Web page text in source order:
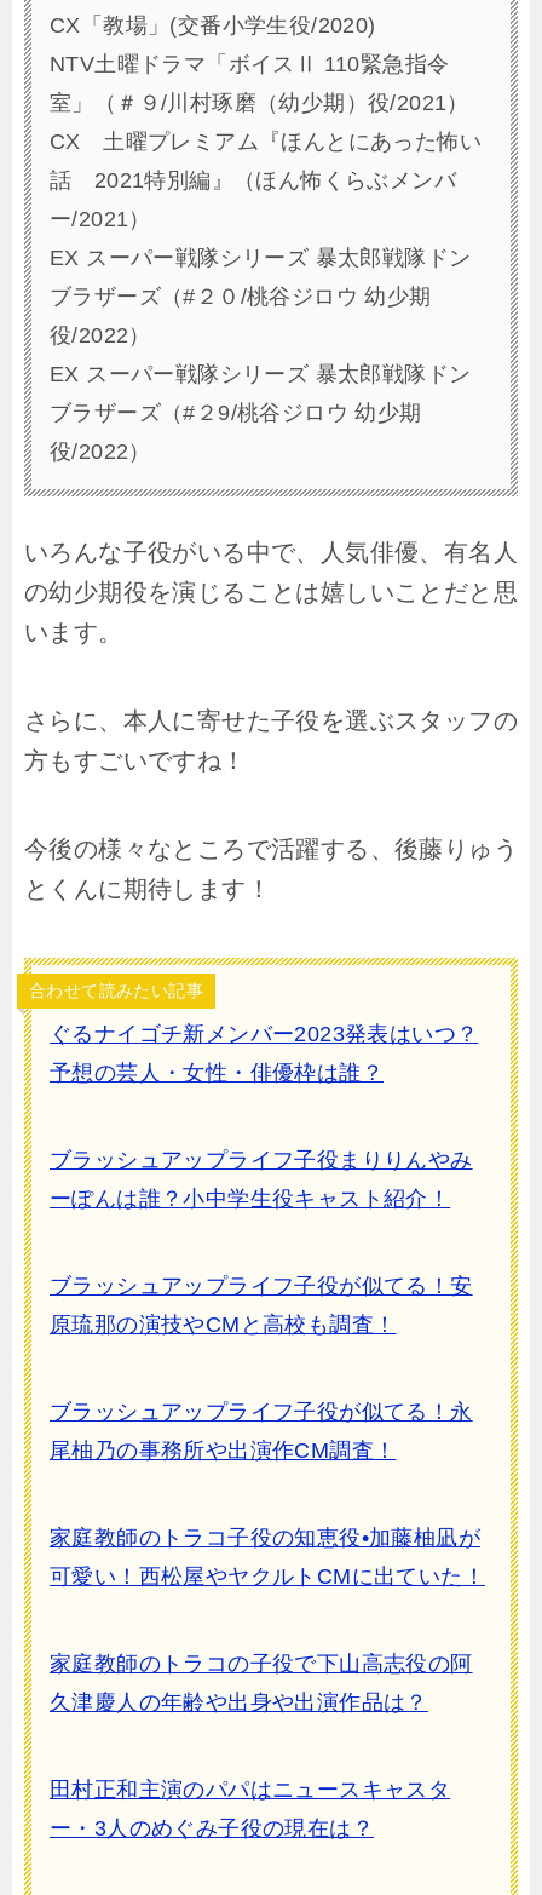
CX「教場」(交番小学生役/2020)
NTV土曜ドラマ「ボイスⅡ 110緊急指令
室」（＃９/川村琢磨（幼少期）役/2021）
CX 土曜プレミアム『ほんとにあった怖い
話 2021特別編』（ほん怖くらぶメンバ
ー/2021）
EX スーパー戦隊シリーズ 暴太郎戦隊ドン
ブラザーズ（#２０/桃谷ジロウ 幼少期
役/2022）
EX スーパー戦隊シリーズ 暴太郎戦隊ドン
ブラザーズ（#２9/桃谷ジロウ 幼少期
役/2022）
いろんな子役がいる中で、人気俳優、有名人
の幼少期役を演じることは嬉しいことだと思
います。
さらに、本人に寄せた子役を選ぶスタッフの
方もすごいですね！
今後の様々なところで活躍する、後藤りゅう
とくんに期待します！
合わせて読みたい記事
ぐるナイゴチ新メンバー2023発表はいつ？
予想の芸人・女性・俳優枠は誰？
ブラッシュアップライフ子役まりりんやみ
ーぽんは誰？小中学生役キャスト紹介！
ブラッシュアップライフ子役が似てる！安
原琉那の演技やCMと高校も調査！
ブラッシュアップライフ子役が似てる！永
尾柚乃の事務所や出演作CM調査！
家庭教師のトラコ子役の知恵役•加藤柚凪が
可愛い！西松屋やヤクルトCMに出ていた！
家庭教師のトラコの子役で下山高志役の阿
久津慶人の年齢や出身や出演作品は？
田村正和主演のパパはニュースキャスタ
ー・3人のめぐみ子役の現在は？